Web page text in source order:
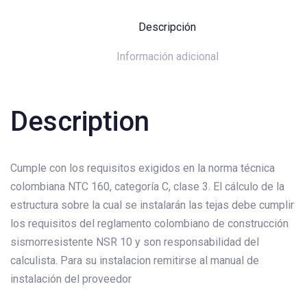
Descripción
Información adicional
Description
Cumple con los requisitos exigidos en la norma técnica
colombiana NTC 160, categoría C, clase 3. El cálculo de la
estructura sobre la cual se instalarán las tejas debe cumplir
los requisitos del reglamento colombiano de construcción
sismorresistente NSR 10 y son responsabilidad del
calculista. Para su instalacion remitirse al manual de
instalación del proveedor